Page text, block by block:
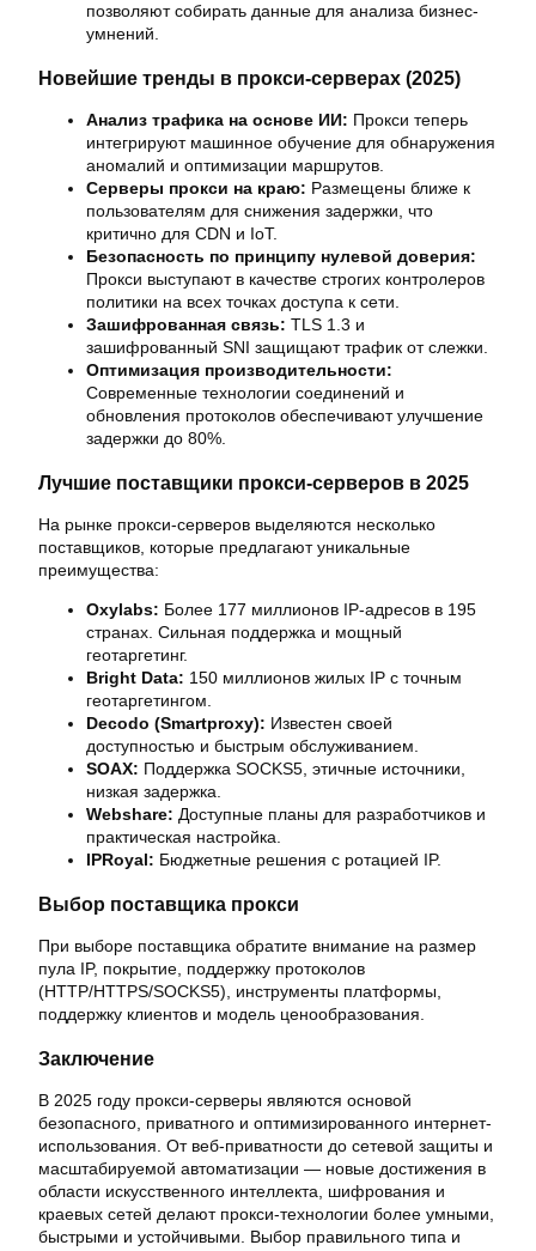
позволяют собирать данные для анализа бизнес-
умнений.
Новейшие тренды в прокси-серверах (2025)
Анализ трафика на основе ИИ: Прокси теперь
интегрируют машинное обучение для обнаружения
аномалий и оптимизации маршрутов.
Серверы прокси на краю: Размещены ближе к
пользователям для снижения задержки, что
критично для CDN и IoT.
Безопасность по принципу нулевой доверия:
Прокси выступают в качестве строгих контролеров
политики на всех точках доступа к сети.
Зашифрованная связь: TLS 1.3 и
зашифрованный SNI защищают трафик от слежки.
Оптимизация производительности:
Современные технологии соединений и
обновления протоколов обеспечивают улучшение
задержки до 80%.
Лучшие поставщики прокси-серверов в 2025
На рынке прокси-серверов выделяются несколько
поставщиков, которые предлагают уникальные
преимущества:
Oxylabs: Более 177 миллионов IP-адресов в 195
странах. Сильная поддержка и мощный
геотаргетинг.
Bright Data: 150 миллионов жилых IP с точным
геотаргетингом.
Decodo (Smartproxy): Известен своей
доступностью и быстрым обслуживанием.
SOAX: Поддержка SOCKS5, этичные источники,
низкая задержка.
Webshare: Доступные планы для разработчиков и
практическая настройка.
IPRoyal: Бюджетные решения с ротацией IP.
Выбор поставщика прокси
При выборе поставщика обратите внимание на размер
пула IP, покрытие, поддержку протоколов
(HTTP/HTTPS/SOCKS5), инструменты платформы,
поддержку клиентов и модель ценообразования.
Заключение
В 2025 году прокси-серверы являются основой
безопасного, приватного и оптимизированного интернет-
использования. От веб-приватности до сетевой защиты и
масштабируемой автоматизации — новые достижения в
области искусственного интеллекта, шифрования и
краевых сетей делают прокси-технологии более умными,
быстрыми и устойчивыми. Выбор правильного типа и